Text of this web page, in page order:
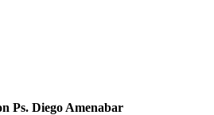
Ps. Diego Amenabar